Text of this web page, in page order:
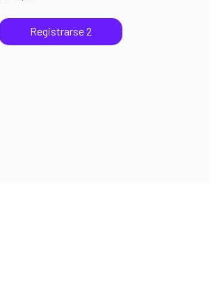
Registrarse 2